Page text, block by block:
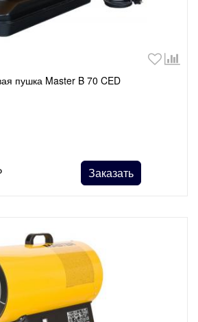
пушка Master B 70 CED
Заказать